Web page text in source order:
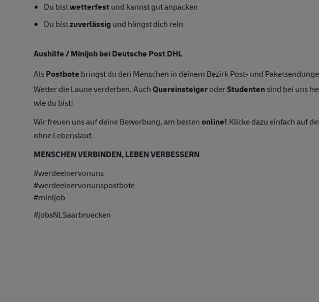
Du bistwetterfestund kannst gut anpacken
Du bistzuverlässig und hängst dich rein
Aushilfe / Minijob bei Deutsche Post DHL
AlsPostbote bringst du den Menschen in deinem Bezirk Post- und
Wetter die Laune verderben. AuchQuereinsteigeroderStudentensind bei uns
wie du bist!
Wir freuen uns auf deine Bewerbung, am bestenonline! Klicke dazu einfach auf
ohne Lebenslauf.
MENSCHEN VERBINDEN, LEBEN VERBESSERN
#werdeeinervonuns
#werdeeinervonunspostbote
#minijob
#jobsNLSaarbruecken